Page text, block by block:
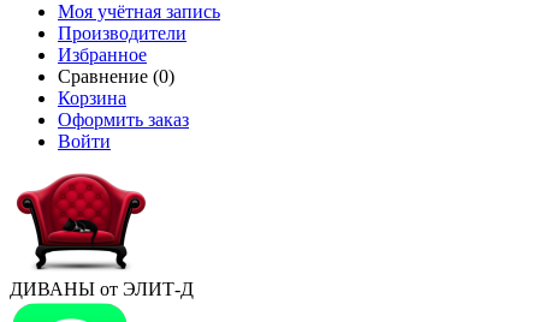
Моя учётная запись
Производители
Избранное
Сравнение (0)
Корзина
Оформить заказ
Войти
ДИВАНЫ от ЭЛИТ-Д